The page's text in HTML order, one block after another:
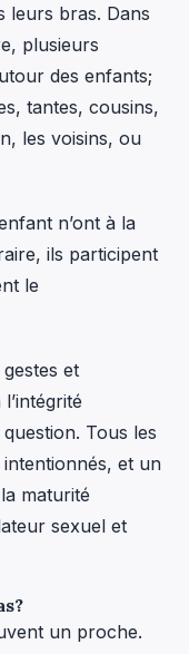
leurs bras. Dans
plusieurs
des enfants;
tantes, cousins,
les voisins, ou
n’ont à la
ils participent
le
et
Tous les
et un
maturité
sexuel et
un proche.